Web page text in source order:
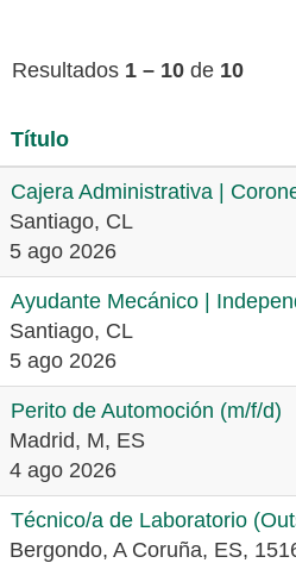
Resultados 1 – 10 de 10
Título
Cajera Administrativa |
Santiago, CL
5 ago 2026
Ayudante Mecánico |
Santiago, CL
5 ago 2026
Perito de Automoción (m/f/d)
Madrid, M, ES
4 ago 2026
Técnico/a de Laboratorio
Bergondo, A Coruña, ES,